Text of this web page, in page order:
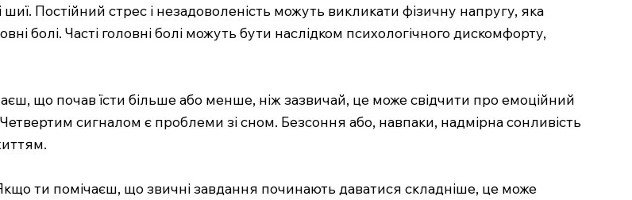
Постійний стрес і незадоволеність можуть викликати фізичну напругу, яка
болі. Часті головні болі можуть бути наслідком психологічного дискомфорту,
що почав їсти більше або менше, ніж зазвичай, це може свідчити про емоційний
сигналом є проблеми зі сном. Безсоння або, навпаки, надмірна сонливість
ти помічаєш, що звичні завдання починають даватися складніше, це може